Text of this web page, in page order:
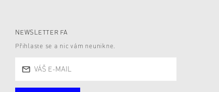
NEWSLETTER FA
Přihlaste se a nic vám neunikne.